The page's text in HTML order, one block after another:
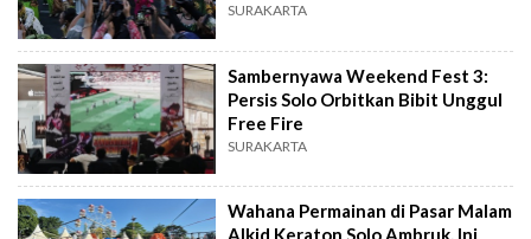
SURAKARTA
Sambernyawa Weekend Fest 3:
Persis Solo Orbitkan Bibit Unggul
Free Fire
SURAKARTA
Wahana Permainan di Pasar Malam
Alkid Keraton Solo Ambruk, Ini